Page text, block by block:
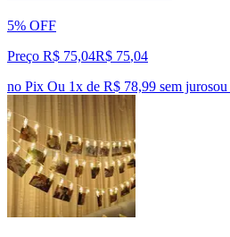
5% OFF
Preço R$ 75,04R$ 75,04
no Pix Ou 1x de R$ 78,99 sem jurosou